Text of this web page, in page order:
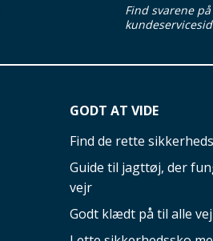
Find svarene
GODT AT VIDE
Find de rette
Guide til jagttøj, der
vejr
Godt klædt på til alle